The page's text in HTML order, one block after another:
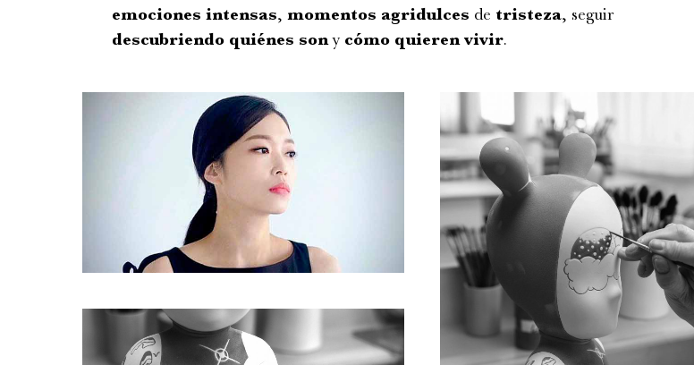
emociones intensas, momentos agridulces de tristeza, seguir
descubriendo quiénes sony cómo quieren vivir.